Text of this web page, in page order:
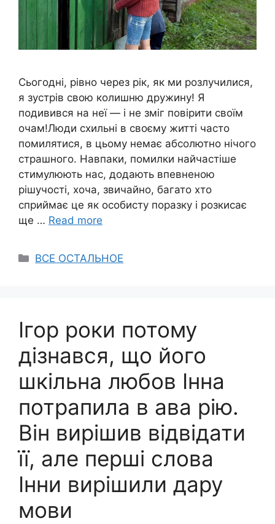
Сьогодні, рівно через рік, як ми розлучилися,
я зустрів свою колишню дружину! Я
подивився на неї — і не зміг повірити своїм
очам!Люди схильні в своєму житті часто
помилятися, в цьому немає абсолютно нічого
страшного. Навпаки, помилки найчастіше
стимулюють нас, додають впевненою
рішучості, хоча, звичайно, багато хто
сприймає це як особисту поразку і розкисає
ще … Read more
Categories
ВСЕ ОСТАЛЬНОЕ
Ігор роки потому
дізнався, що його
шкільна любов Інна
потрапила в ава рію.
Він вирішив відвідати
її, але перші слова
Інни вирішили дару
мови